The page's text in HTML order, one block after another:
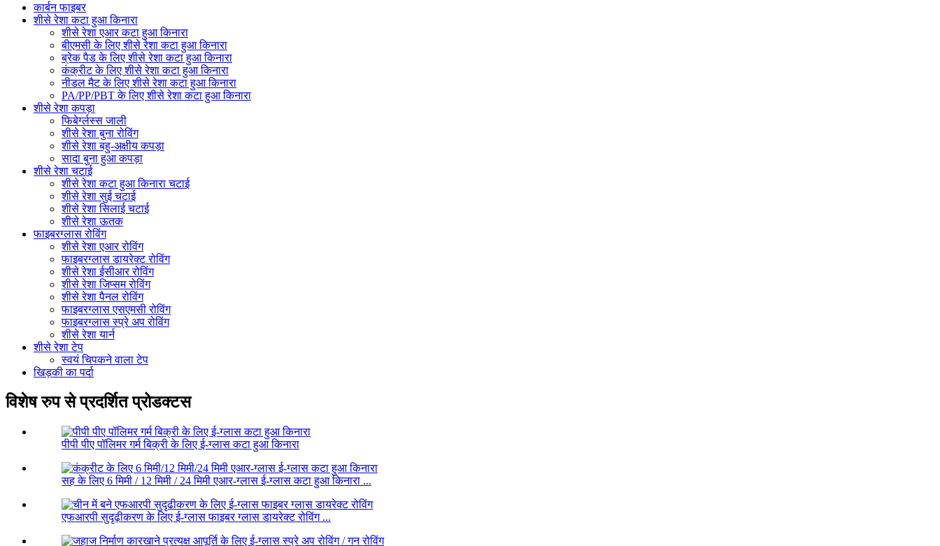
कार्बन फाइबर
शीसे रेशा कटा हुआ किनारा
शीसे रेशा एआर कटा हुआ किनारा
बीएमसी के लिए शीसे रेशा कटा हुआ किनारा
ब्रेक पैड के लिए शीसे रेशा कटा हुआ किनारा
कंक्रीट के लिए शीसे रेशा कटा हुआ किनारा
नीडल मैट के लिए शीसे रेशा कटा हुआ किनारा
PA/PP/PBT के लिए शीसे रेशा कटा हुआ किनारा
शीसे रेशा कपड़ा
फिबेर्ग्लस्स जाली
शीसे रेशा बुना रोविंग
शीसे रेशा बहु-अक्षीय कपड़ा
सादा बुना हुआ कपड़ा
शीसे रेशा चटाई
शीसे रेशा कटा हुआ किनारा चटाई
शीसे रेशा सुई चटाई
शीसे रेशा सिलाई चटाई
शीसे रेशा ऊतक
फाइबरग्लास रोविंग
शीसे रेशा एआर रोविंग
फाइबरग्लास डायरेक्ट रोविंग
शीसे रेशा ईसीआर रोविंग
शीसे रेशा जिप्सम रोविंग
शीसे रेशा पैनल रोविंग
फाइबरग्लास एसएमसी रोविंग
फाइबरग्लास स्प्रे अप रोविंग
शीसे रेशा यार्न
शीसे रेशा टेप
स्वयं चिपकने वाला टेप
खिड़की का पर्दा
विशेष रुप से प्रदर्शित प्रोडक्टस
पीपी पीए पॉलिमर गर्म बिक्री के लिए ई-ग्लास कटा हुआ किनारा
सह के लिए 6 मिमी / 12 मिमी / 24 मिमी एआर-ग्लास ई-ग्लास कटा हुआ किनारा ...
एफआरपी सुदृढ़ीकरण के लिए ई-ग्लास फाइबर ग्लास डायरेक्ट रोविंग ...